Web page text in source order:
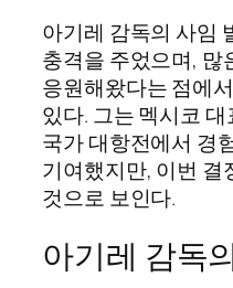
아기레 감독의 사임
충격을 주었으며, 많
응원해왔다는 점에
있다. 그는 멕시코
국가 대항전에서 경
기여했지만, 이번 결
것으로 보인다.
아기레 감독